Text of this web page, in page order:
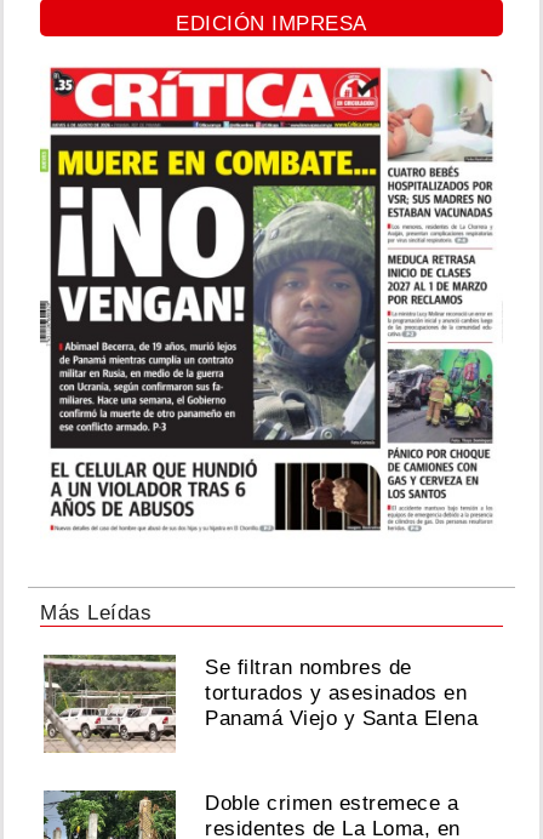
EDICIÓN IMPRESA
Más Leídas
Se filtran nombres de
torturados y asesinados en
Panamá Viejo y Santa Elena
Doble crimen estremece a
residentes de La Loma, en